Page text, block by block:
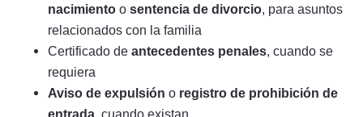
nacimiento osentencia de divorcio , para asuntos
relacionados con la familia
Certificado deantecedentes penales , cuando se
requiera
Aviso de expulsión o registro de prohibición de
entrada , cuando existan